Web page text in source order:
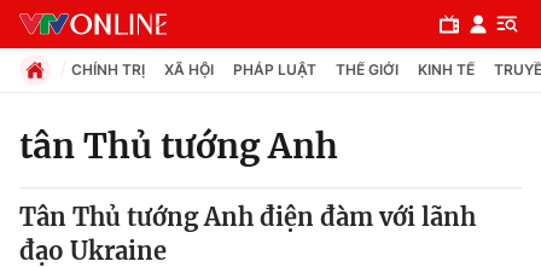
Chuyên mục
Chính trị
CHÍNH TRỊ XÃ HỘI PHÁP LUẬT THẾ GIỚI KINH TẾ
tân Thủ tướng Anh
Tân Thủ tướng Anh điện đàm với lãnh
đạo Ukraine